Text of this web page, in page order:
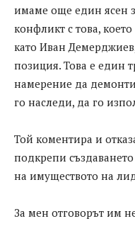
имаме още един ясен
конфликт с това,
като Иван
позиция. Това е един
намерение да
го наследи, да го
Той коментира и
подкрепи
на имуществото на
За мен отговорът им